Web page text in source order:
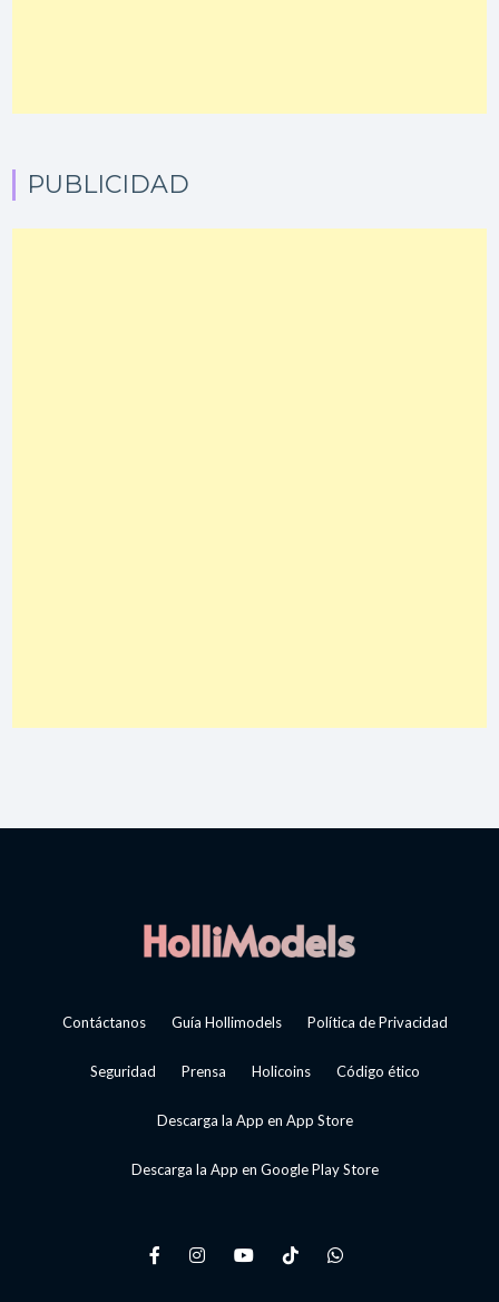
PUBLICIDAD
Contáctanos Guía Hollimodels Política de Privacidad
Seguridad Prensa Holicoins Código ético
Descarga la App en App Store
Descarga la App en Google Play Store